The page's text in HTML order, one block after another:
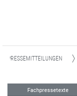
PRESSEMITTEILUNGEN
Fachpressetexte